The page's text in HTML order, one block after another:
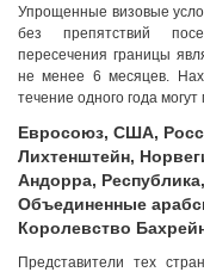
Упрощенные визовые
без препятствий
пересечения границы
не менее 6 месяцев.
течение одного года
Евросоюз, США,
Лихтенштейн,
Андорра, Республика,
Объединенные
Королевство
Представители тех